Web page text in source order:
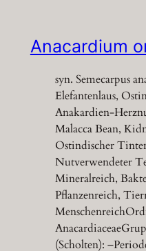
Anacardium
syn. Semecarpus
Elefantenlaus,
Anakardien-
Malacca Bean,
Ostindischer
Nutverwendeter
Mineralreich,
Pflanzenreich,
(Scholten):